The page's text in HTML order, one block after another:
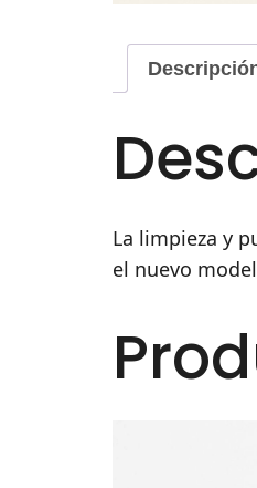
La limpieza y
el nuevo